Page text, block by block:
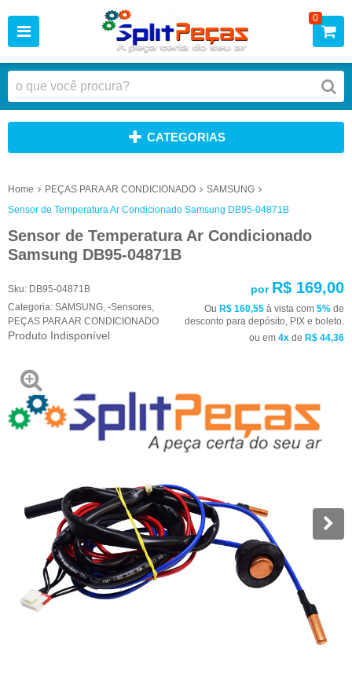
0
CATEGORIAS
Home PEÇAS PARA AR CONDICIONADO
SAMSUNG
Sensor de Temperatura Ar Condicionado Samsung DB95-04871B
Sensor de Temperatura Ar Condicionado
Samsung DB95-04871B
Sku: DB95-04871B
Categoria: SAMSUNG -Sensores
PEÇAS PARA AR CONDICIONADO
Produto Indisponível
por R$ 169,00
Ou R$ 160,55 à vista com 5% de
desconto para depósito, PIX e boleto.
ou em 4x de R$ 44,36